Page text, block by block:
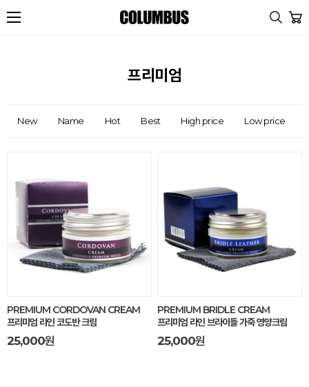
검색
프리미엄
New Name Hot Best High price Low price
PREMIUM CORDOVAN CREAM
프리미엄 라인 코도반 크림
25,000원
PREMIUM BRIDLE CREAM
프리미엄 라인 브라이들 가죽 영양크림
25,000원